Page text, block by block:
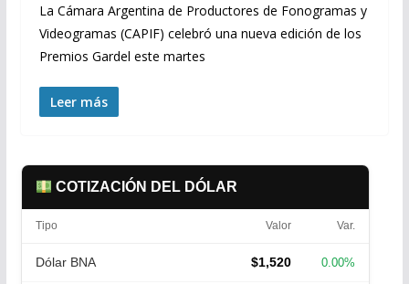
La Cámara Argentina de Productores de Fonogramas y
Videogramas (CAPIF) celebró una nueva edición de los
Premios Gardel este martes
Leer más
COTIZACIÓN DEL DÓLAR
Tipo Valor Var.
Dólar BNA $1,520 0.00%